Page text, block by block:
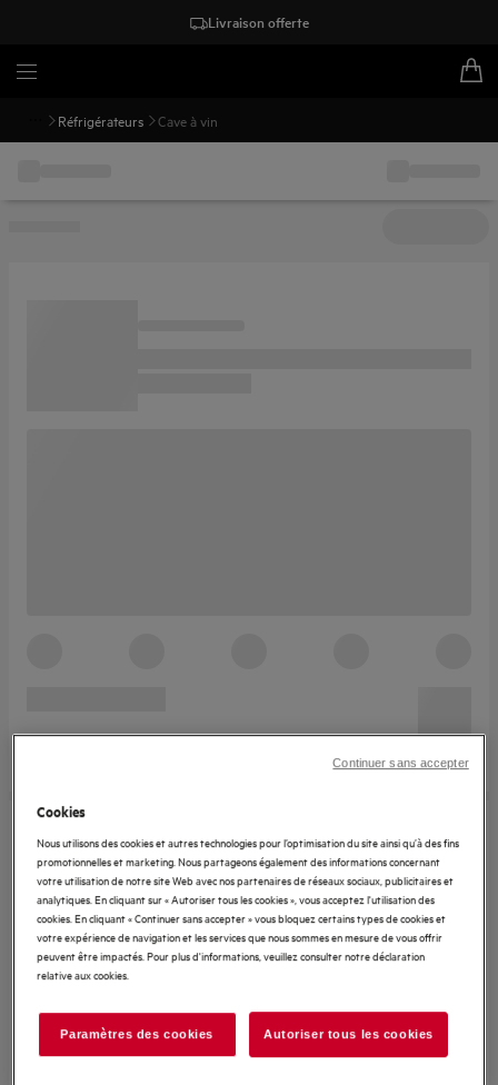
Livraison offerte
Réfrigérateurs Cave à vin
Cookies
Nous utilisons des cookies et autres technologies pour l’optimisation du site ainsi qu’à des fins
promotionnelles et marketing. Nous partageons également des informations concernant
votre utilisation de notre site Web avec nos partenaires de réseaux sociaux, publicitaires et
analytiques. En cliquant sur « Autoriser tous les cookies », vous acceptez l'utilisation des
cookies. En cliquant « Continuer sans accepter » vous bloquez certains types de cookies et
votre expérience de navigation et les services que nous sommes en mesure de vous offrir
peuvent être impactés. Pour plus d'informations, veuillez consulter notre déclaration
relative aux cookies.
Paramètres des cookies Autoriser tous les cookies
Continuer sans accepter